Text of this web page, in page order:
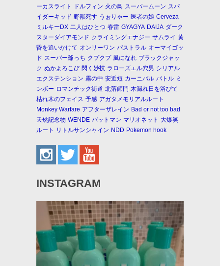
ーカスライト
ドルフィン 火の鳥 スーパームーン スパ
イダーキッド 野獣死す うぉりゃー 医者の娘 Cerveza
ミルキーDX 二人はひとつ 春雷 GYAGYA DAIJA ダーク
スターダイアモンド クライミングエナジー サムライ 黄
昏を追いかけて オンリーワン パストラル オーマイゴッ
ド スーパー爺っち クプクプ 風になれ ブラックジャッ
ク ぬかよろこび 閃く妙技 ラローズエル穴男 シリアル
エクステンション 霧の中 安近短 カーニバル バトル ミ
ンボー ロマンチック街道 北落師門 木漏れ日を浴びて
枯れ木のフェイス 予感 アガタメモリアルルート
Monkey Warfare アフターザレイン Bad or not too bad
天然記念物 WENDE バットマン マリオネット 大爆笑
ルート
リトルサンシャイン NDD Pokemon hook
INSTAGRAM